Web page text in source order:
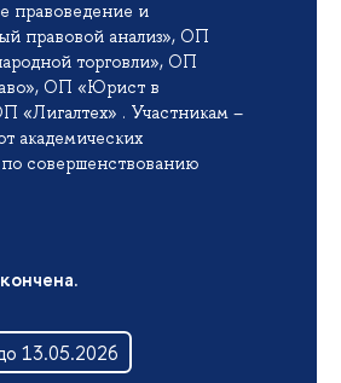
правоведение и
правовой анализ», ОП
торговли», ОП
ОП «Юрист в
«Лигалтех» . Участникам –
академических
совершенствованию
13.05.2026